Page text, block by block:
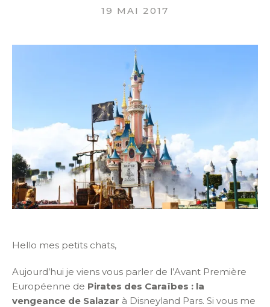
19 MAI 2017
Hello mes petits chats,
Aujourd’hui je viens vous parler de l’Avant Première
Européenne de Pirates des Caraïbes : la
vengeance de Salazar à Disneyland Pars. Si vous me